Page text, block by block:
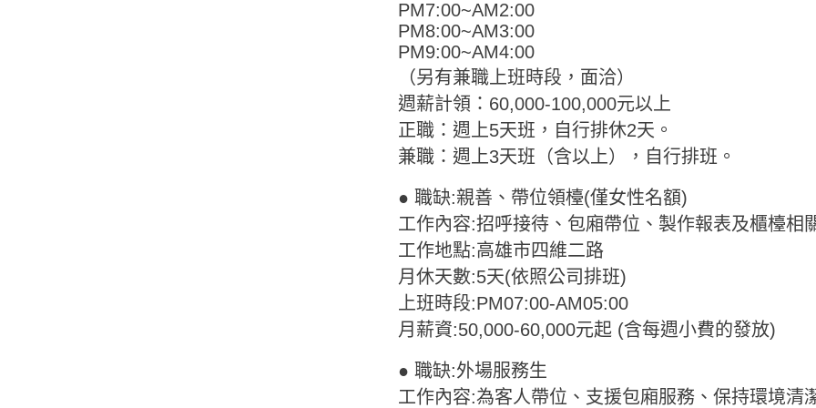
PM7:00~AM2:00
PM8:00~AM3:00
PM9:00~AM4:00
（另有兼職上班時段，面洽）
週薪計領：60,000-100,000元以上
正職：週上5天班，自行排休2天。
兼職：週上3天班（含以上），自行排班。
● 職缺:親善、帶位領檯(僅女性名額)
工作內容:招呼接待、包廂帶位、製作報表及櫃檯相
工作地點:高雄市四維二路
月休天數:5天(依照公司排班)
上班時段:PM07:00-AM05:00
月薪資:50,000-60,000元起 (含每週小費的發放)
● 職缺:外場服務生
工作內容:為客人帶位、支援包廂服務、保持環境清